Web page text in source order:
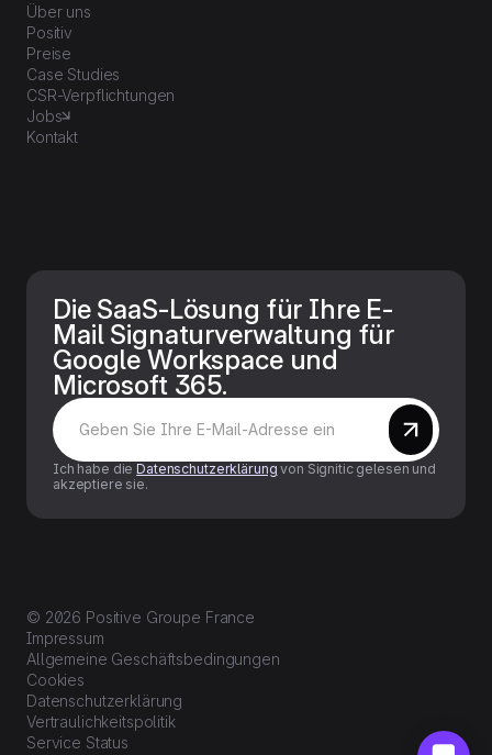
Über uns
Positiv
Preise
Case Studies
CSR-Verpflichtungen
Jobs
Kontakt
Die SaaS-Lösung für Ihre E-
Mail Signaturverwaltung für
Google Workspace und
Microsoft 365.
Ich habe dieDatenschutzerklärung von Signitic gelesen und
akzeptiere sie.
© 2026 Positive Groupe France
Impressum
Allgemeine Geschäftsbedingungen
Cookies
Datenschutzerklärung
Vertraulichkeitspolitik
Service Status